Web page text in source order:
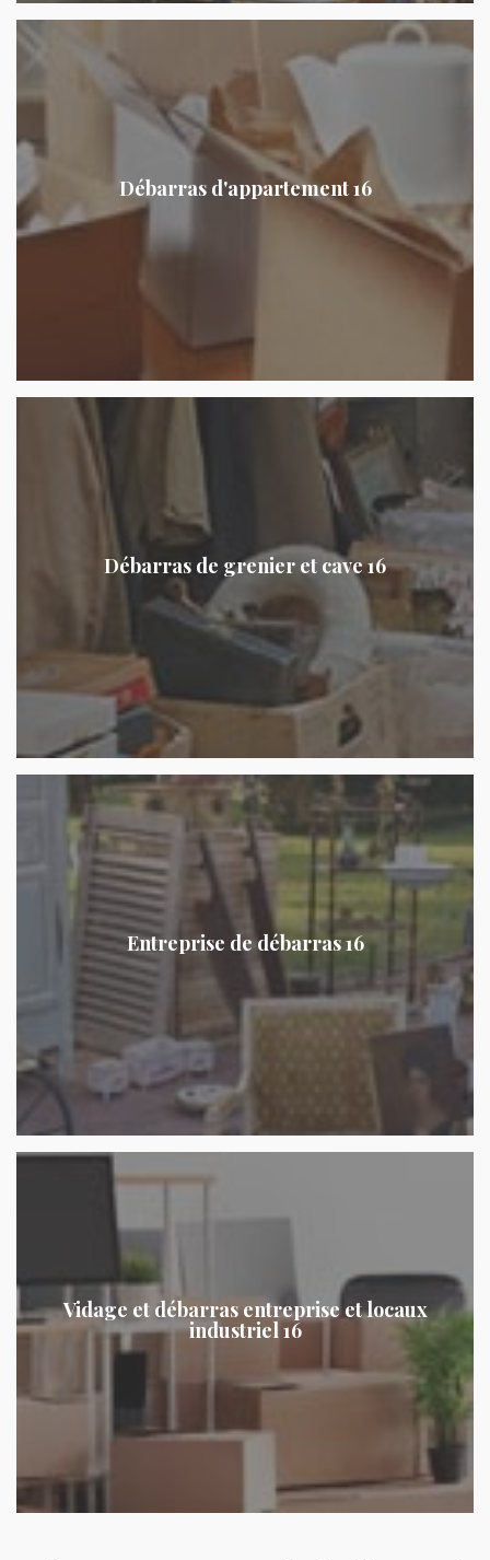
Débarras d'appartement 16
Débarras de grenier et cave 16
Entreprise de débarras 16
Vidage et débarras entreprise et locaux
industriel 16